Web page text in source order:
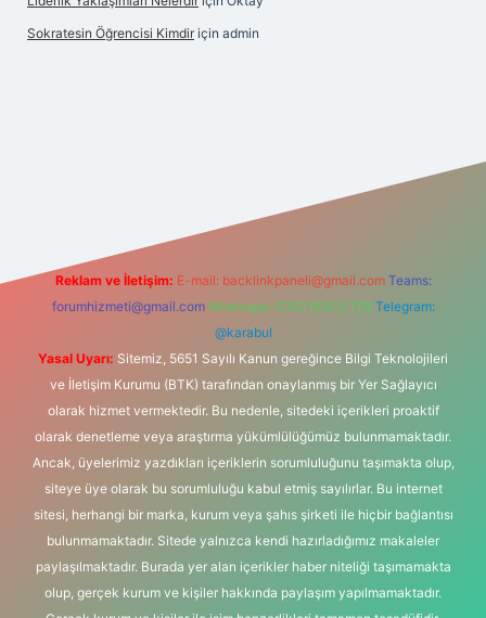
Sokratesin Öğrencisi Kimdir için admin
Reklam ve İletişim: E-mail: backlinkpaneli@gmail.com Teams:
forumhizmeti@gmail.com Whatsapp: 0262 606 0 726 Telegram:
@karabul
Yasal Uyarı: Sitemiz, 5651 Sayılı Kanun gereğince Bilgi Teknolojileri
ve İletişim Kurumu (BTK) tarafından onaylanmış bir Yer Sağlayıcı
olarak hizmet vermektedir. Bu nedenle, sitedeki içerikleri proaktif
olarak denetleme veya araştırma yükümlülüğümüz bulunmamaktadır.
Ancak, üyelerimiz yazdıkları içeriklerin sorumluluğunu taşımakta olup,
siteye üye olarak bu sorumluluğu kabul etmiş sayılırlar. Bu internet
sitesi, herhangi bir marka, kurum veya şahıs şirketi ile hiçbir bağlantısı
bulunmamaktadır. Sitede yalnızca kendi hazırladığımız makaleler
paylaşılmaktadır. Burada yer alan içerikler haber niteliği taşımamakta
olup, gerçek kurum ve kişiler hakkında paylaşım yapılmamaktadır.